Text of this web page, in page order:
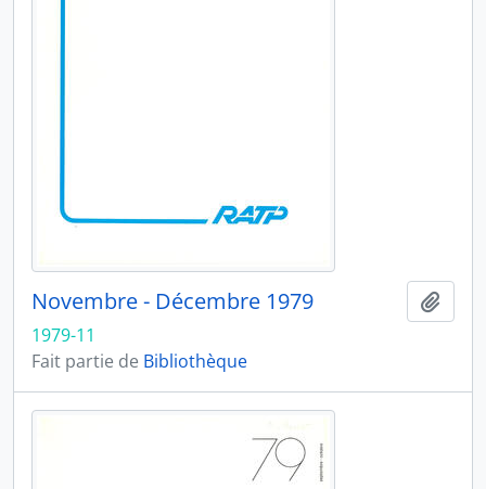
Novembre - Décembre 1979
1979-11
Fait partie de Bibliothèque